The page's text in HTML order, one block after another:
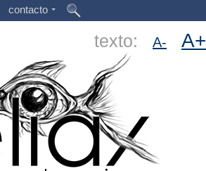
contacto
texto: A- A+